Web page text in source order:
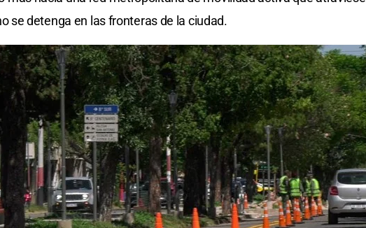
se detenga en las fronteras de la ciudad.